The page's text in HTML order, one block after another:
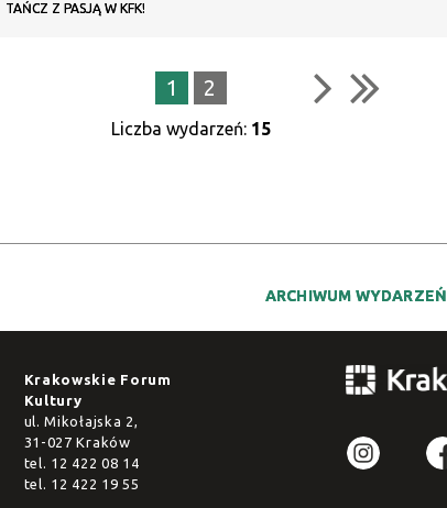
TAŃCZ Z PASJĄ W KFK!
1 2
Liczba wydarzeń: 15
ARCHIWUM WYDARZEŃ
Krakowskie Forum
Kultury
ul. Mikołajska 2,
31-027 Kraków
tel. 12 422 08 14
tel. 12 422 19 55